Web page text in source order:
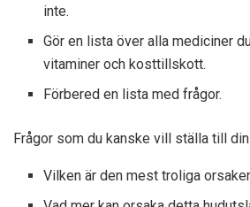
inte.
Gör en lista över alla mediciner
vitaminer och kosttillskott.
Förbered en lista med frågor.
Frågor som du kanske vill ställa till
Vilken är den mest troliga